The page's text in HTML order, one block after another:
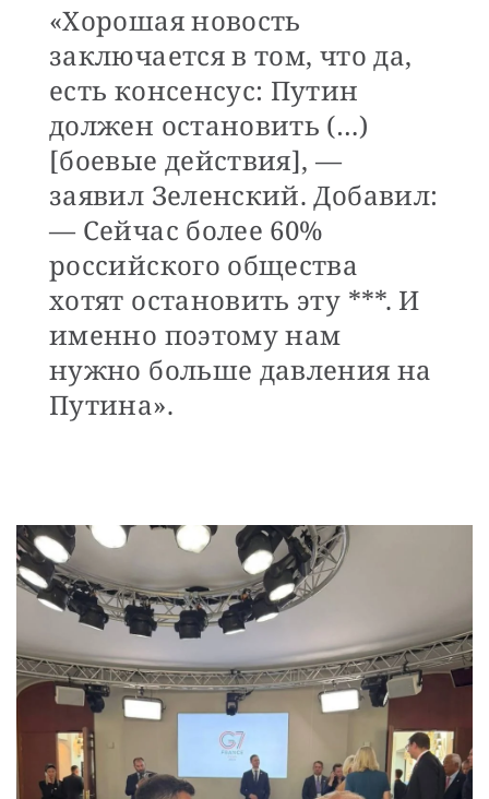
«Хорошая новость
заключается в том, что да,
есть консенсус: Путин
должен остановить (…)
[боевые действия], —
заявил Зеленский. Добавил:
— Сейчас более 60%
российского общества
хотят остановить эту ***. И
именно поэтому нам
нужно больше давления на
Путина».